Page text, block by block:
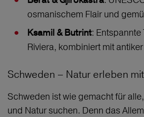
osmanischem Flair und
Ksamil & Butrint:
Riviera, kombiniert mit
Schweden – Natur erleben
Schweden ist wie gemacht für
und Natur suchen. Denn das